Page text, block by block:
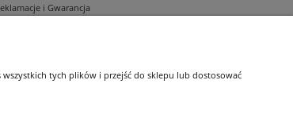
i Gwarancja
tych plików i przejść do sklepu lub dostosować